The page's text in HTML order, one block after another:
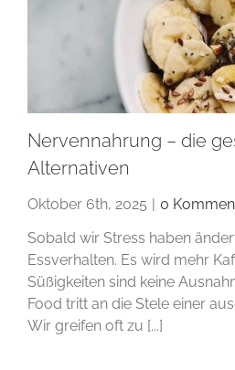
Nervennahrung – die
Alternativen
Oktober 6th, 2025
0
Sobald wir Stress haben
Essverhalten. Es wird mehr
Süßigkeiten sind keine
Food tritt an die Stele einer
Wir greifen oft zu [...]